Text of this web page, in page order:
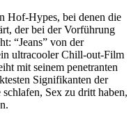
Hof-Hypes, bei denen die
der bei der Vorführung
“Jeans” von der
ultracooler Chill-out-Film
mit seinem penetranten
Signifikanten der
Sex zu dritt haben,